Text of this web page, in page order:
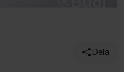
Dela